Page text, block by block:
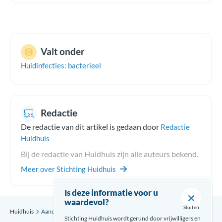
Valt onder
Huidinfecties: bacterieel
Redactie
De redactie van dit artikel is gedaan door Redactie
Huidhuis
Bij de redactie van Huidhuis zijn alle auteurs bekend.
Meer over Stichting Huidhuis
Huidhuis Aandoening
Is deze informatie voor u
waardevol?
Sluiten
Stichting Huidhuis wordt gerund door vrijwilligers en